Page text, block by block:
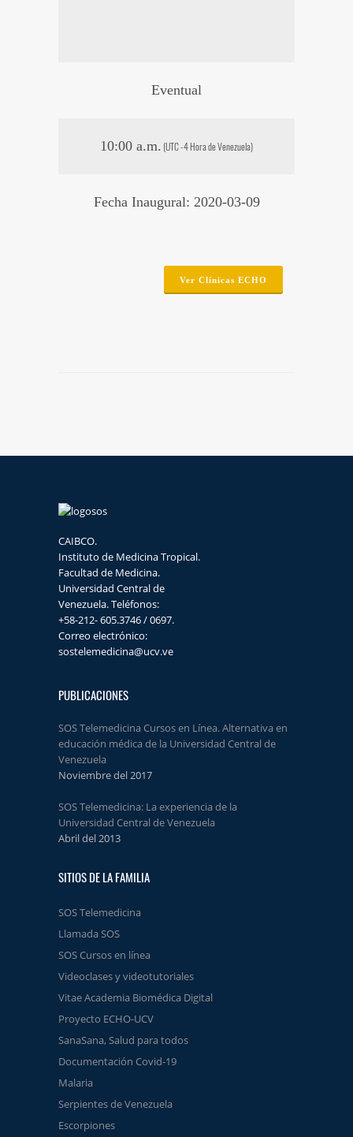
Eventual
10:00 a.m. (UTC -4 Hora de Venezuela)
Fecha Inaugural: 2020-03-09
Ver Clínicas ECHO
CAIBCO.
Instituto de Medicina Tropical.
Facultad de Medicina.
Universidad Central de
Venezuela. Teléfonos:
+58-212- 605.3746 / 0697.
Correo electrónico:
sostelemedicina@ucv.ve
PUBLICACIONES
SOS Telemedicina Cursos en Línea. Alternativa en
educación médica de la Universidad Central de
Venezuela
Noviembre del 2017
SOS Telemedicina: La experiencia de la
Universidad Central de Venezuela
Abril del 2013
SITIOS DE LA FAMILIA
SOS Telemedicina
Llamada SOS
SOS Cursos en línea
Videoclases y videotutoriales
Vitae Academia Biomédica Digital
Proyecto ECHO-UCV
SanaSana, Salud para todos
Documentación Covid-19
Malaria
Serpientes de Venezuela
Escorpiones